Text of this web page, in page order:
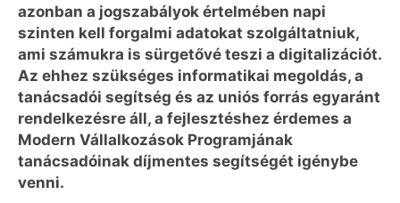
azonban a jogszabályok értelmében napi
szinten kell forgalmi adatokat szolgáltatniuk,
ami számukra is sürgetővé teszi a digitalizációt.
Az ehhez szükséges informatikai megoldás, a
tanácsadói segítség és az uniós forrás egyaránt
rendelkezésre áll, a fejlesztéshez érdemes a
Modern Vállalkozások Programjának
tanácsadóinak díjmentes segítségét igénybe
venni.